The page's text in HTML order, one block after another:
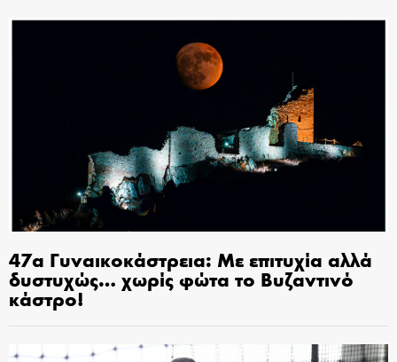
47α Γυναικοκάστρεια: Με επιτυχία αλλά
δυστυχώς… χωρίς φώτα το Βυζαντινό
κάστρο!